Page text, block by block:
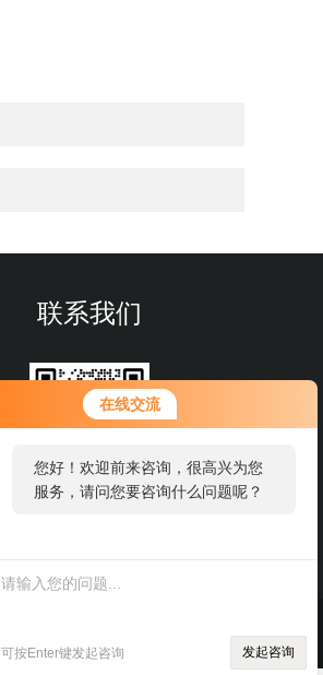
在线交流
您好！欢迎前来咨询，很高兴为您
服务，请问您要咨询什么问题呢？
可按Enter键发起咨询 发起咨询
联系我们